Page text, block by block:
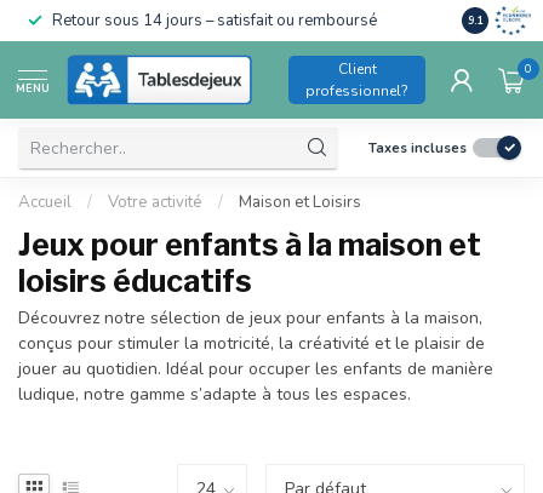
Retour sous 14 jours – satisfait ou remboursé Conforme
pour
9.1
MENU
Client
professionnel?
0
Taxes incluses
Accueil / Votre activité / Maison et Loisirs
Jeux pour enfants à la maison et
loisirs éducatifs
Découvrez notre sélection de jeux pour enfants à la maison,
conçus pour stimuler la motricité, la créativité et le plaisir de
jouer au quotidien. Idéal pour occuper les enfants de manière
ludique, notre gamme s’adapte à tous les espaces.